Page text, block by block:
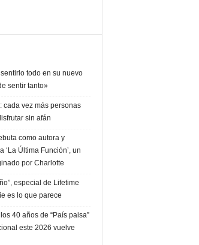
todo en su nuevo
sentir tanto»
cada vez más personas
sin afán
como autora y
‘La Última Función’, un
por Charlotte
especial de Lifetime
es lo que parece
40 años de “País paisa”
este 2026 vuelve